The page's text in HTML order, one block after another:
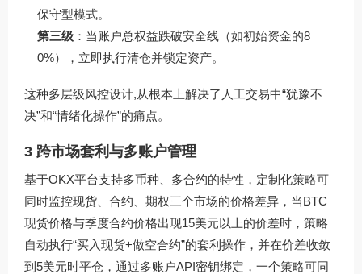
保守型模式。
第三级 ：当账户总权益跌破安全线（如初始资金的8
0%），立即执行清仓并锁定资产。
这种多层级风控设计,从根本上解决了人工交易中“犹豫不
决”和“情绪化操作”的痛点。
3 跨市场套利与多账户管理
基于OKX平台支持多币种、多合约的特性，定制化策略可
同时监控现货、合约、期权三个市场的价格差异，当BTC
现货价格与季度合约价格出现15美元以上的价差时，策略
自动执行“买入现货+做空合约”的套利操作，并在价差收敛
到5美元时平仓，通过多账户API密钥绑定，一个策略可同